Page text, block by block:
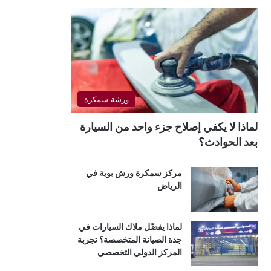
ورشة سمكرة
لماذا لا يكفي إصلاح جزء واحد من السيارة
بعد الحوادث؟
مركز سمكرة ورش بوية في
الرياض
لماذا يفضّل ملاك السيارات في
جدة الصيانة المتخصصة؟ تجربة
المركز الدولي التخصصي